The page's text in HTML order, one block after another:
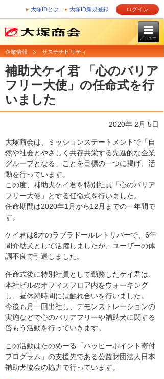
大塚IDとは 大塚ID新規登録 ログイン
メニュー
企業情報 サステナビリティ
補助犬ケイ君 「心のバリア
フリー大使」の任命式を行
いました
2020年 2月 5日
大塚商会は、ミッションステートメントで「自
然や社会とやさしく共存共栄する先進的な企業
グループとなる」ことを目標の一つに掲げ、活
動を行っています。
この度、補助犬ケイ君を特別社員「心のバリア
フリー大使」とする任命式を行いました。
任命期間は2020年1月から12月までの一年間で
す。
ケイ君は8才のラブラドールレトリバーで、6年
間介助犬として活躍しましたが、ユーザーの体
調不良で引退しました。
任命式後に特別社員として勤務したケイ君は、
本社ビルのオフィスフロア内をウォーキング
し、昼休憩時間には触れ合いを行いました。
今後も月一回出社し、デモンストレーションの
実施などで心のバリアフリーや補助犬に関する
啓もう活動を行っていきます。
この活動はたのめーる「ハッピーポイント寄付
プログラム」の支援先である公益財団法人日本
補助犬協会の協力で行っています。